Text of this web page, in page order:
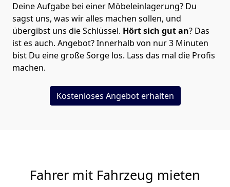
Deine Aufgabe bei einer Möbeleinlagerung? Du
sagst uns, was wir alles machen sollen, und
übergibst uns die Schlüssel. Hört sich gut an? Das
ist es auch. Angebot? Innerhalb von nur 3 Minuten
bist Du eine große Sorge los. Lass das mal die Profis
machen.
Kostenloses Angebot erhalten
Fahrer mit Fahrzeug mieten